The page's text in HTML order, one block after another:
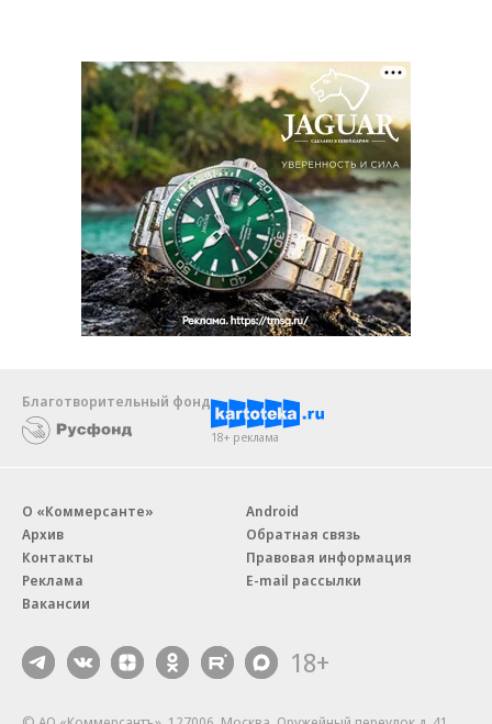
Благотворительный фонд
18+ реклама
О «Коммерсанте»
Архив
Контакты
Реклама
Вакансии
Android
Обратная связь
Правовая информация
E-mail рассылки
18+